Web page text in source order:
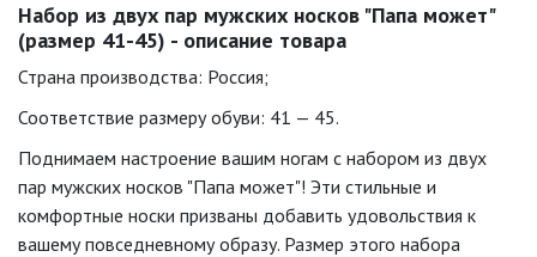
Набор из двух пар мужских носков "Папа может"
(размер 41-45) - описание товара
Страна производства: Россия;
Соответствие размеру обуви: 41 — 45.
Поднимаем настроение вашим ногам с набором из двух
пар мужских носков "Папа может"! Эти стильные и
комфортные носки призваны добавить удовольствия к
вашему повседневному образу. Размер этого набора